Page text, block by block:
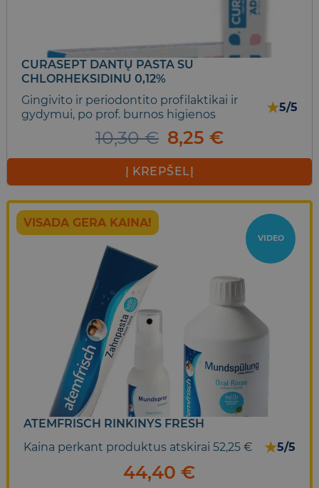
CURASEPT DANTŲ PASTA SU
CHLORHEKSIDINU 0,12%
Gingivito ir periodontito profilaktikai ir
gydymui, po prof. burnos higienos
★5/5
10,30€ Original
price
was:
10,30 €.
8,25 €Current
price
8,25 €.
Į KREPŠELĮ
VISADA GERA KAINA!
VIDEO
ATEMFRISCH RINKINYS FRESH
Kaina perkant produktus atskirai 52,25 €
★5/5
44,40€